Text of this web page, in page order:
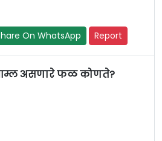
On WhatsApp Report
आम्ल असणारे फळ कोणते?